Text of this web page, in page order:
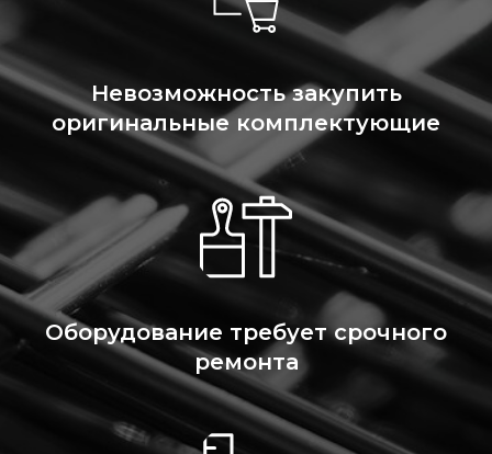
Невозможность закупить
оригинальные комплектующие
Оборудование требует срочного
ремонта